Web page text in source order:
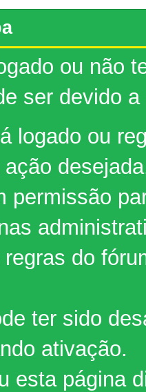
ou não
ser devido
logado ou
ação
permissão
do
ter sido
ativação.
esta página